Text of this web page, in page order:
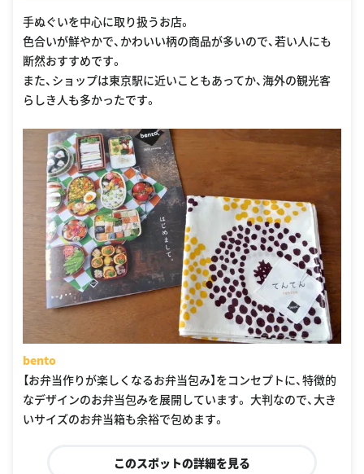
手ぬぐいを中心に取り扱うお店。
色合いが鮮やかで、かわいい柄の商品が多いので、若い人にも
断然おすすめです。
また、ショップは東京駅に近いこともあってか、海外の観光客
らしき人も多かったです。
bento
【お弁当作りが楽しくなるお弁当包み】をコンセプトに、特徴的
なデザインのお弁当包みを展開しています。 大判なので、大き
いサイズのお弁当箱も余裕で包めます。
このスポットの詳細を見る